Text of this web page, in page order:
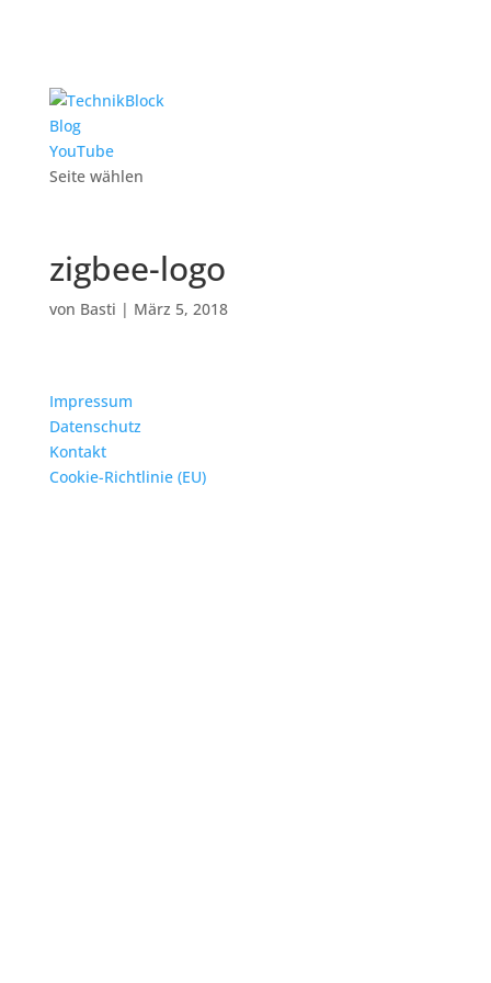
Blog
YouTube
Seite wählen
zigbee-logo
von Basti | März 5, 2018
Impressum
Datenschutz
Kontakt
Cookie-Richtlinie (EU)